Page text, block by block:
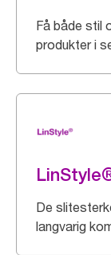
Få både stil
produkter i
De
langvarig